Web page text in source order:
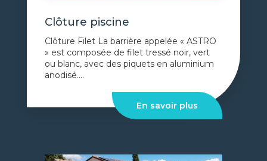
Clôture piscine
Clôture Filet La barrière appelée « ASTRO
» est composée de filet tressé noir, vert
ou blanc, avec des piquets en aluminium
anodisé....
En savoir plus